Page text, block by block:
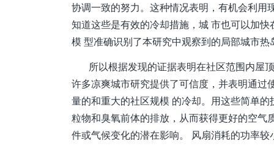
协调一致的努力。这种情况表明，有机会利
知道这些是有效的冷却措施，城 市也可以加
模 型准确识别了本研究中观察到的局部城市
所以根据发现的证据表明在社区范围内屋
许多凉爽城市研究提供了可信度，并表明通
量的和重大的社区规模 的冷却。用这些简单
粒物和臭氧前体的排放，从而获得更好的空
件或气候变化的潜在影响。 风扇消耗的功率